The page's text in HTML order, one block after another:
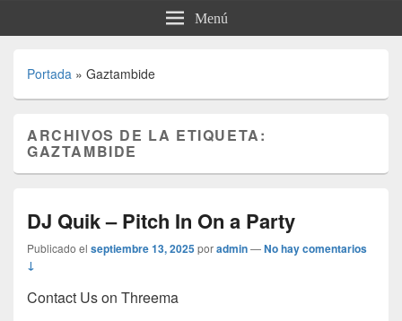
Menú
Portada » Gaztambide
ARCHIVOS DE LA ETIQUETA:
GAZTAMBIDE
DJ Quik – Pitch In On a Party
Publicado el septiembre 13, 2025poradmin—No hay comentarios
↓
Contact Us on Threema